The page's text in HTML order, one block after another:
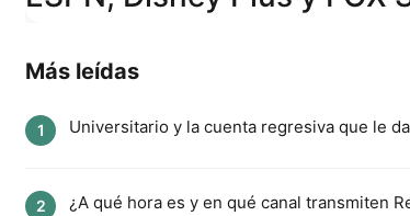
Más leídas
1 Universitario y la cuenta regresiva que le
2 ¿A qué hora es y en qué canal transmiten